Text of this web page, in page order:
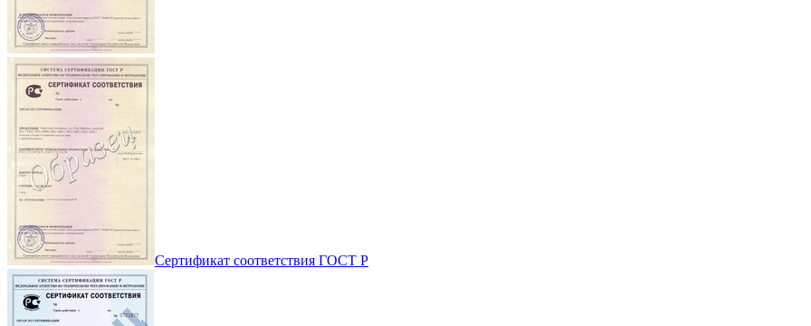
Сертификат соответствия ГОСТ Р